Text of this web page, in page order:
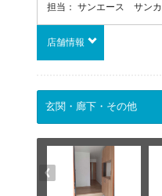
担当： サンエース サンカ
店舗情報